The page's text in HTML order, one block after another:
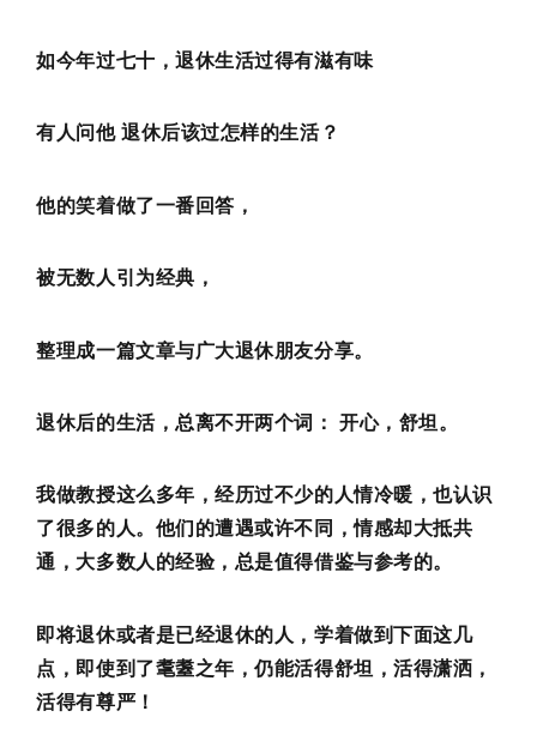
如今年过七十，退休生活过得有滋有味
有人问他 退休后该过怎样的生活？
他的笑着做了一番回答，
被无数人引为经典，
整理成一篇文章与广大退休朋友分享。
退休后的生活，总离不开两个词： 开心，舒坦。
我做教授这么多年，经历过不少的人情冷暖，也认识
了很多的人。他们的遭遇或许不同，情感却大抵共
通，大多数人的经验，总是值得借鉴与参考的。
即将退休或者是已经退休的人，学着做到下面这几
点，即使到了耄耋之年，仍能活得舒坦，活得潇洒，
活得有尊严！